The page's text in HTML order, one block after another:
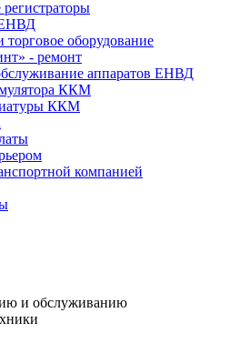
ЕНВД
торговое оборудование
- ремонт
аппаратов ЕНВД
ККМ
ККМ
компанией
и обслуживанию